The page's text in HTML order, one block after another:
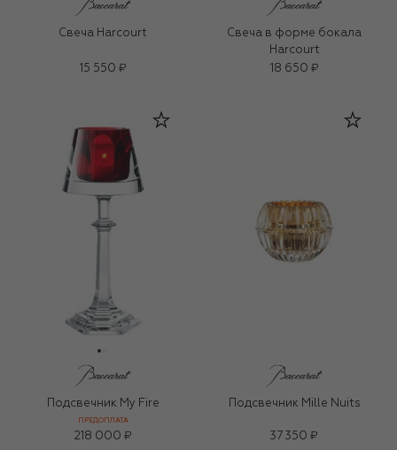
Свеча Harcourt
15 550 ₽
Свеча в форме бокала
Harcourt
18 650 ₽
Подсвечник My Fire
ПРЕДОПЛАТА
218 000 ₽
Подсвечник Mille Nuits
37 350 ₽